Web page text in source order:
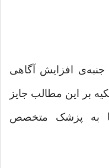
افزایش آگاهی
بر این مطالب جایز
به پزشک متخصص